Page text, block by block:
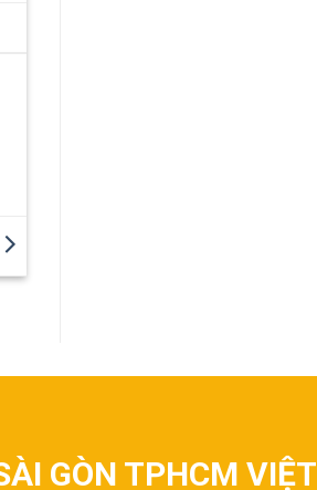
GÒN TPHCM VIỆT